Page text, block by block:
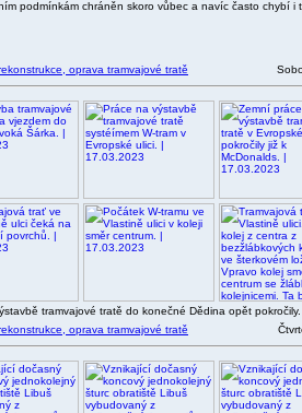
podmínkám chráněn skoro vůbec a navíc často chybí i
oprava tramvajové tratě
tramvajové tratě do konečné Dědina opět pokročily.
oprava tramvajové tratě